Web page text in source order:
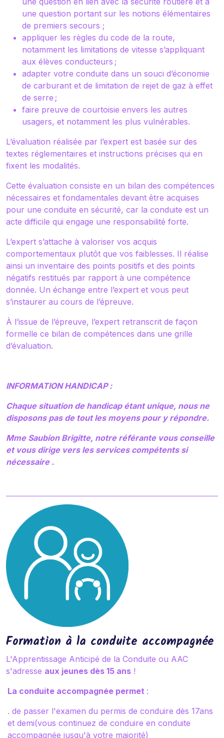
une question portant sur les notions élémentaires
de premiers secours ;
appliquer les règles du code de la route,
notamment les limitations de vitesse s’appliquant
aux élèves conducteurs ;
adapter votre conduite dans un souci d’économie
de carburant et de limitation de rejet de gaz à effet
de serre ;
faire preuve de courtoisie envers les autres
usagers, et notamment les plus vulnérables.
L’évaluation réalisée par l’expert est basée sur des
textes réglementaires et instructions précises qui en
fixent les modalités.
Cette évaluation consiste en un bilan des compétences
nécessaires et fondamentales devant être acquises
pour une conduite en sécurité, car la conduite est un
acte difficile qui engage une responsabilité forte.
L’expert s’attache à valoriser vos acquis
comportementaux plutôt que vos faiblesses. Il réalise
ainsi un inventaire des points positifs et des points
négatifs restitués par rapport à une compétence
donnée. Un échange entre l’expert et vous peut
s’instaurer au cours de l’épreuve.
À l’issue de l’épreuve, l’expert retranscrit de façon
formelle ce bilan de compétences dans une grille
d’évaluation.
INFORMATION HANDICAP :
Chaque situation de handicap étant unique, nous ne
disposons pas de tout les moyens pour y répondre.
Mme Saubion Brigitte, notre référante vous conseille
et vous dirige vers les services compétents si
nécessaire .
Formation à la conduite accompagnée
L'Apprentissage Anticipé de la Conduite ou AAC
s'adresse aux jeunes dès 15 ans !
La conduite accompagnée permet :
. de passer l'examen du permis de conduire dès 17ans
et demi(vous continuez de conduire en conduite
accompagnée jusqu'à votre majorité)